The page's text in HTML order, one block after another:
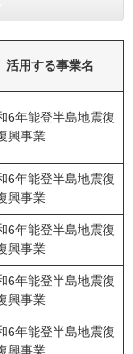
活用する事業名
6年能登半島地震復
興事業
6年能登半島地震復
興事業
6年能登半島地震復
興事業
6年能登半島地震復
興事業
6年能登半島地震復
興事業